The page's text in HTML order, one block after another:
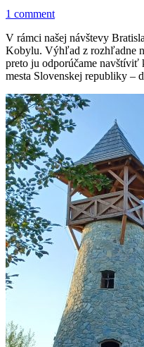
1 comment
V rámci našej návštevy
Kobylu. Výhľad z rozhľadne
preto ju odporúčame navštíviť
mesta Slovenskej republiky –